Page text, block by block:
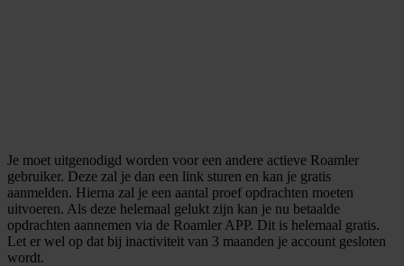
Je moet uitgenodigd worden voor een andere actieve Roamler
gebruiker. Deze zal je dan een link sturen en kan je gratis
aanmelden. Hierna zal je een aantal proef opdrachten moeten
uitvoeren. Als deze helemaal gelukt zijn kan je nu betaalde
opdrachten aannemen via de Roamler APP. Dit is helemaal gratis.
Let er wel op dat bij inactiviteit van 3 maanden je account gesloten
wordt.